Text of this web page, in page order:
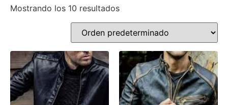
Mostrando los 10 resultados